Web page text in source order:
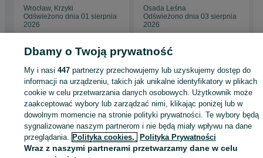
a
Wrocław, Krzyki
Odświeżono dnia 01 sierpnia
2026
Osada Leśna
Odświeżono dnia 03 sierpnia
2026
Dolnośląskie
Domki - Wrocław Domki - Krzyki
KATEGORIA
ID:890383906 Wyświetlenia:
Dbamy o Twoją prywatność
My i nasi447 partnerzy przechowujemy lub uzyskujemy dostęp do
informacji na urządzeniu, takich jak unikalne identyfikatory w plikach
cookie w celu przetwarzania danych osobowych. Użytkownik może
zaakceptować wybory lub zarządzać nimi, klikając poniżej lub w
dowolnym momencie na stronie polityki prywatności. Te wybory będą
sygnalizowane naszym partnerom i nie będą miały wpływu na dane
przeglądania. Polityka cookies, Polityka Prywatności
Wraz z naszymi partnerami przetwarzamy dane w celu